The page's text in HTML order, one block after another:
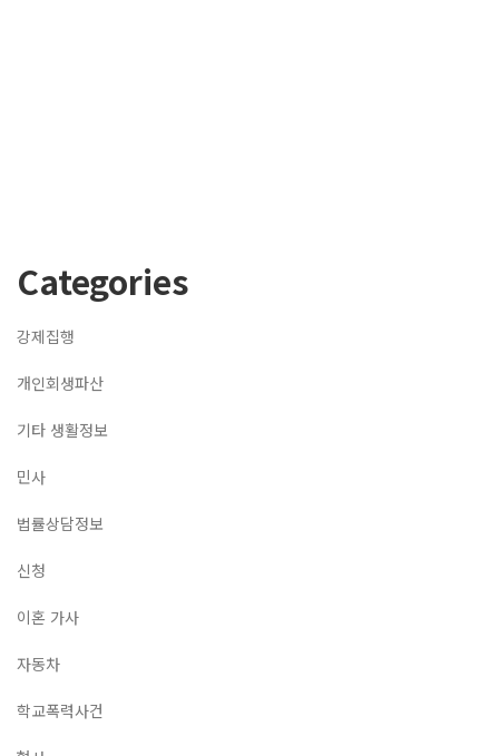
Categories
강제집행
개인회생파산
기타 생활정보
민사
법률상담정보
신청
이혼 가사
자동차
학교폭력사건